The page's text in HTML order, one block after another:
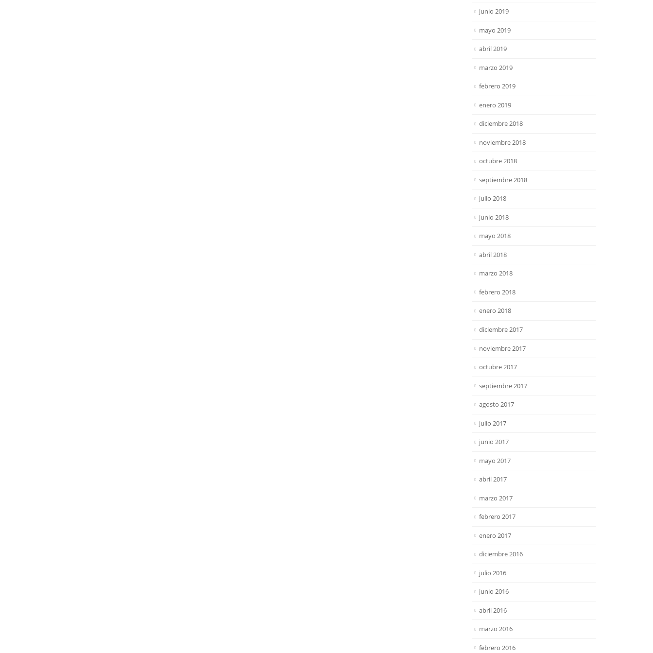
junio 2019
mayo 2019
abril 2019
marzo 2019
febrero 2019
enero 2019
diciembre 2018
noviembre 2018
octubre 2018
septiembre 2018
julio 2018
junio 2018
mayo 2018
abril 2018
marzo 2018
febrero 2018
enero 2018
diciembre 2017
noviembre 2017
octubre 2017
septiembre 2017
agosto 2017
julio 2017
junio 2017
mayo 2017
abril 2017
marzo 2017
febrero 2017
enero 2017
diciembre 2016
julio 2016
junio 2016
abril 2016
marzo 2016
febrero 2016